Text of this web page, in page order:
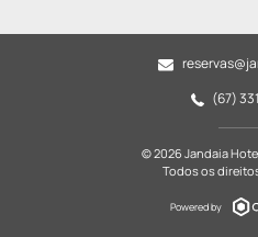
(67)
© 2026 Jandaia
Todos os
Powered by